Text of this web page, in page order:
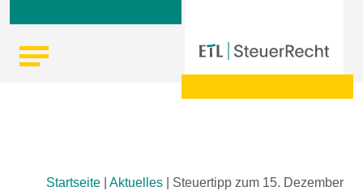
Startseite Aktuelles
Steuertipp zum 15. Dezember